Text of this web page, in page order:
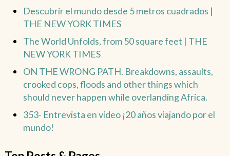
Descubrir el mundo desde 5 metros cuadrados |
THE NEW YORK TIMES
The World Unfolds, from 50 square feet | THE
NEW YORK TIMES
ON THE WRONG PATH. Breakdowns, assaults,
crooked cops, floods and other things which
should never happen while overlanding Africa.
353- Entrevista en video ¡20 años viajando por el
mundo!